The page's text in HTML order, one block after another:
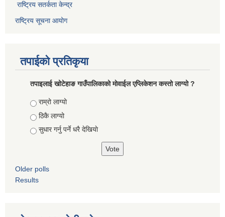
राष्ट्रिय सतर्कता केन्द्र
राष्ट्रिय सूचना आयोग
तपाईको प्रतिकृया
तपाइलाई खोटेहाङ गाउँपालिकाको माेवाईल एप्लिकेशन कस्तो लाग्यो ?
Choices
राम्रो लाग्यो
ठिकै लाग्यो
सुधार गर्नु पर्ने धरै देखियाे
Older polls
Results